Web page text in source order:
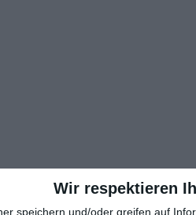
Wir respektieren
speichern und/oder greifen auf